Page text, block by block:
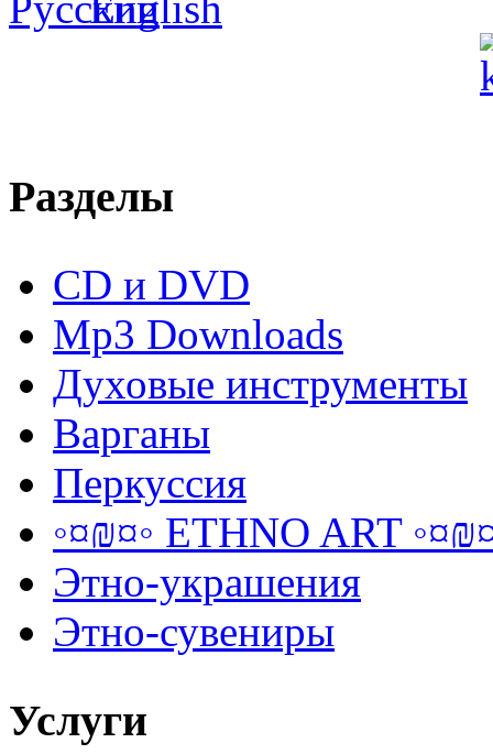
Разделы
CD и DVD
Mp3 Downloads
Духовые инструменты
Варганы
Перкуссия
◦¤₪¤◦ ETHNO ART
Этно-украшения
Этно-сувениры
Услуги